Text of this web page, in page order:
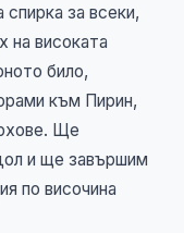
за всеки,
на високата
било,
към Пирин,
Ще
и ще завършим
по височина